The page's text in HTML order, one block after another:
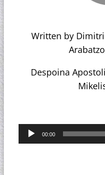
Written by
Despoina
00:00